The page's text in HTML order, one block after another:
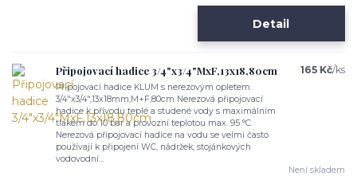
Detail
Připojovací hadice 3/4"x3/4"MxF,13x18,80cm
Připojovací hadice KLUM s nerezovým opletem
3/4"x3/4",13x18mm,M+F,80cm Nerezová připojovací
hadice k přívodu teplé a studené vody s maximálním
tlakem do 10 bar a provozní teplotou max. 95 °C.
Nerezová připojovací hadice na vodu se velmi často
používají k připojení WC, nádržek, stojánkových
vodovodní...
165 Kč/ks
Není skladem